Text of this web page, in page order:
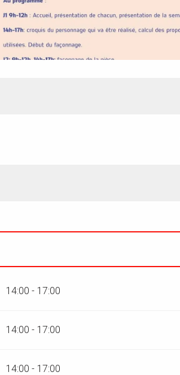
14:00 - 17:00
14:00 - 17:00
14:00 - 17:00